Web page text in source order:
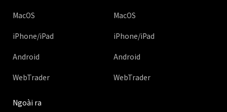
MacOS
iPhone/iPad
Android
WebTrader
MacOS
iPhone/iPad
Android
WebTrader
Ngoài ra